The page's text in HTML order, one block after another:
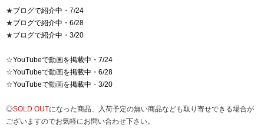
★ブログで紹介中・7/24
★ブログで紹介中・6/28
★ブログで紹介中・3/20
☆YouTubeで動画を掲載中・7/24
☆YouTubeで動画を掲載中・6/28
☆YouTubeで動画を掲載中・3/20
◎SOLD OUTになった商品、入荷予定の無い商品なども取り寄せできる場合が
ございますのでお気軽にお問い合わせ下さい。